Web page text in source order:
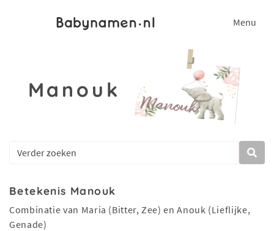
Menu
Manouk
Betekenis Manouk
Combinatie van Maria (Bitter, Zee) en Anouk (Lieflijke,
Genade)